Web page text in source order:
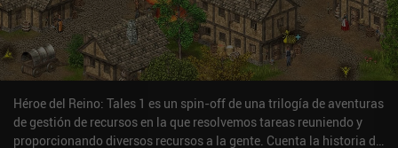
pronto a Tales 3 - si ustedes, mis queridos lectores, no están
hartos ya.
Héroe del Reino: Tales 1 es un spin-off de una trilogía de aventuras
de gestión de recursos en la que resolvemos tareas reuniendo y
proporcionando diversos recursos a la gente. Cuenta la historia de